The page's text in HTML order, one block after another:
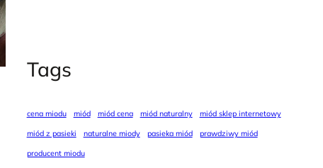
Tags
cena miodu miód miód cena miód naturalny
miód sklep internetowy
miód z pasieki
naturalne miody pasieka miód
prawdziwy miód
producent miodu